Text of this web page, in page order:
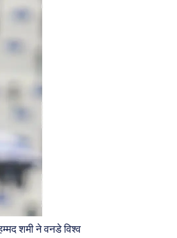
शमी ने वनडे विश्व